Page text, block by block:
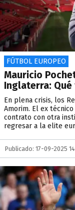
FÚTBOL EUROPEO
Mauricio
Inglaterra:
En plena crisis, los
Amorim. El ex
contrato con otra
regresar a la elite
Publicado: 17-09-2025